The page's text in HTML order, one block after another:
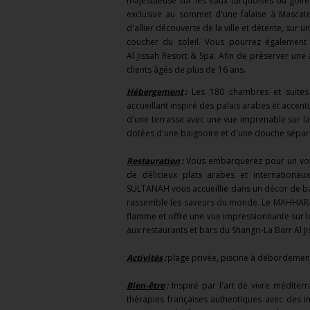
exclusive au sommet d'une falaise à
d'allier découverte de la ville et détente, sur
coucher du soleil. Vous pourrez
Al Jissah Resort & Spa. Afin de préserver
clients âgés de plus de 16 ans.
Hébergement: Les 180 chambres et
accueillant inspiré des palais arabes et
d'une terrasse avec une vue imprenable sur
dotées d'une baignoire et d'une douche
Restauration:Vous embarquerez pour un
de délicieux plats arabes et
SULTANAH vous accueillie dans un décor
rassemble les saveurs du monde. Le
flamme et offre une vue impressionnante sur
aux restaurants et bars du Shangri-La Barr Al
Activités:plage privée, piscine à
Bien-être: Inspiré par l'art de vivre
thérapies françaises authentiques avec des